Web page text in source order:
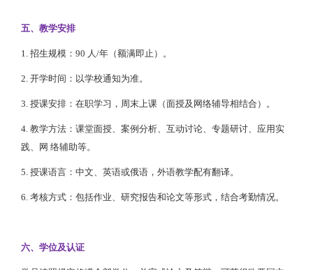
五、教学安排
1. 招生规模：90 人/年（额满即止）。
2. 开学时间：以学校通知为准。
3. 授课安排：在职学习，周末上课（面授及网络辅导相结合）。
4. 教学方法：课堂面授、案例分析、互动讨论、专题研讨、应用实
践、网 络辅助等。
5. 授课语言：中文、英语或俄语，外语教学配有翻译。
6. 考核方式：包括作业、研究报告和论文等形式，结合考勤情况。
六、学位及认证